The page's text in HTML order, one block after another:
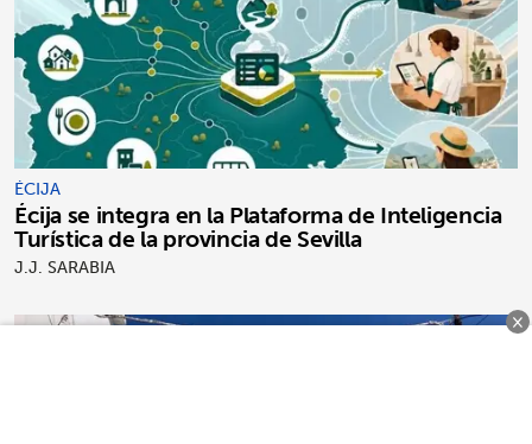
ÉCIJA
Écija se integra en la Plataforma de Inteligencia
Turística de la provincia de Sevilla
J.J. SARABIA
×